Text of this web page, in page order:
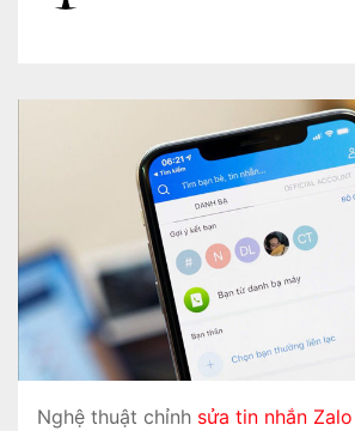
Nghệ thuật chỉnh sửa tin nhắn Zalo